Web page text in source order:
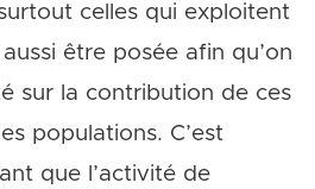
celles qui exploitent
être posée afin qu’on
sur la contribution de ces
populations. C’est
que l’activité de